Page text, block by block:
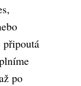
připoutá
po